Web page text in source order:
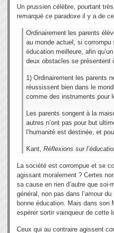
Un prussien célèbre, pourtant
remarqué ce paradoxe il y a de
Ordinairement les parents
au monde actuel, si
éducation meilleure, afin
deux obstacles se présentent
1) Ordinairement les parents
réussissent bien dans le
comme des instruments pour
Les parents songent à la
autres n’ont pas pour but
l’humanité est destinée, et
Kant, Réflexions sur
La société est corrompue et se
agissant moralement ? Certes
sa cause en rien d’autre que
général, non pas dans l’amour
bonne éducation. Mais dans son
espérer sortir vainqueur de cette
Ceux qui au contraire agissent